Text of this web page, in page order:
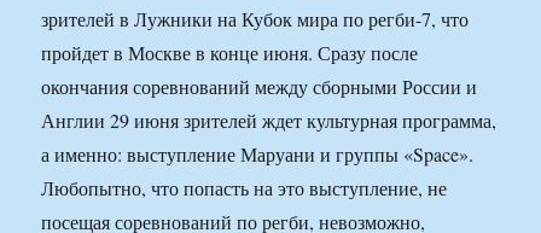
зрителей в Лужники на Кубок мира по регби-7, что
пройдет в Москве в конце июня. Сразу после
окончания соревнований между сборными России и
Англии 29 июня зрителей ждет культурная программа,
а именно: выступление Маруани и группы «Space».
Любопытно, что попасть на это выступление, не
посещая соревнований по регби, невозможно,